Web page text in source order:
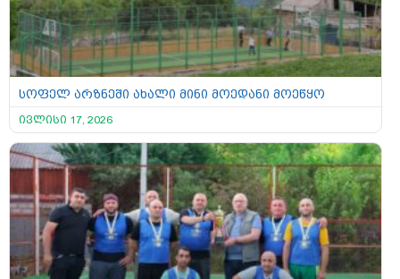
სოფელ არზნეში ახალი მინი მოედანი მოეწყო
ივლისი 17, 2026